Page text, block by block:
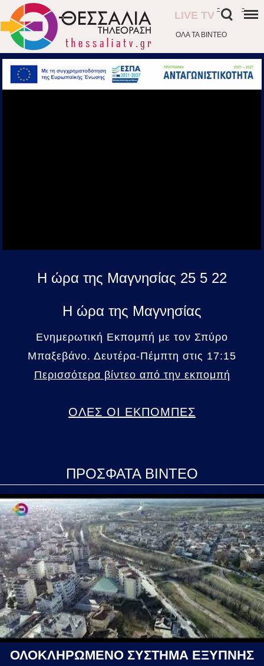
ΟΛΑ ΤΑ ΒΙΝΤΕΟ
LIVE TV
- -
Η ώρα της Μαγνησίας 25 5 22
Η ώρα της Μαγνησίας
Ενημερωτική Εκπομπή με τον Σπύρο
Μπαξεβάνο. Δευτέρα-Πέμπτη στις 17:15
Περισσότερα βίντεο από την εκπομπή
ΟΛΕΣ ΟΙ ΕΚΠΟΜΠΕΣ
ΠΡΟΣΦΑΤΑ ΒΙΝΤΕΟ
ΟΛΟΚΛΗΡΩΜΕΝΟ ΣΥΣΤΗΜΑ ΕΞΥΠΝΗΣ